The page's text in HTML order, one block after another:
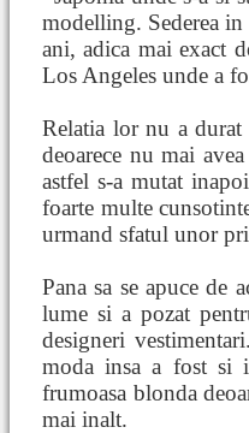
modelling. Sederea
ani, adica mai exact
Los Angeles unde a
Relatia lor nu a
deoarece nu mai
astfel s-a mutat
foarte multe
urmand sfatul unor
Pana sa se apuce de
lume si a pozat
designeri
moda insa a fost si
frumoasa blonda
mai inalt.